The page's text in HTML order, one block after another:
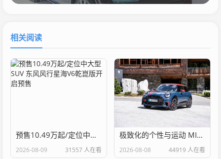
相关阅读
预售10.49万起/定位中大型SUV 东风风行星海V6乾崑版开启预售
2026-08-09 31557 人在看
极致化的个性与运动 MINI JCW新套件官图
2026-08-08 44919 人在看